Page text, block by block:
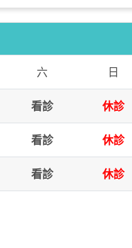
六 日
看診 休診
看診 休診
看診 休診